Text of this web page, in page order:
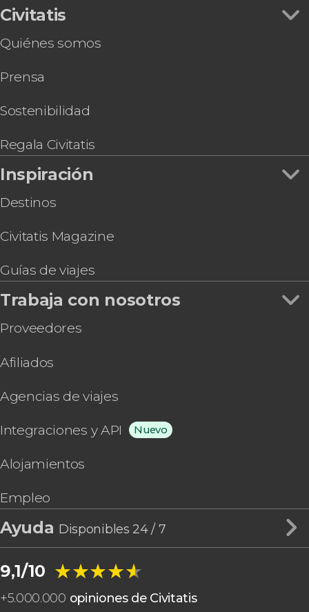
Civitatis
Quiénes somos
Prensa
Sostenibilidad
Regala Civitatis
Inspiración
Destinos
Civitatis Magazine
Guías de viajes
Trabaja con nosotros
Proveedores
Afiliados
Agencias de viajes
Integraciones y API Nuevo
Alojamientos
Empleo
Ayuda Disponibles 24 / 7
9,1/10 ★★★★★
★★★★★
+5.000.000 opiniones de Civitatis